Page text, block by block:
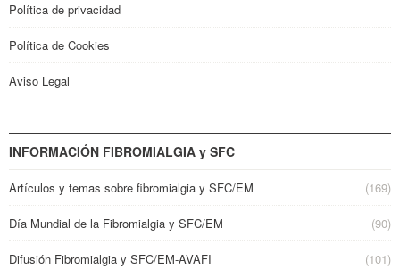
Política de privacidad
Política de Cookies
Aviso Legal
INFORMACIÓN FIBROMIALGIA y SFC
Artículos y temas sobre fibromialgia y SFC/EM (169)
Día Mundial de la Fibromialgia y SFC/EM (90)
Difusión Fibromialgia y SFC/EM-AVAFI (101)